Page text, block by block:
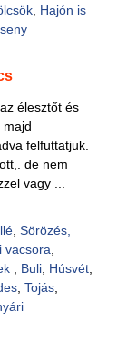
, Hajón is
élesztőt és
majd
felfuttatjuk.
de nem
vagy ...
, Sörözés,
vacsora
Buli, Húsvét,
, Tojás,